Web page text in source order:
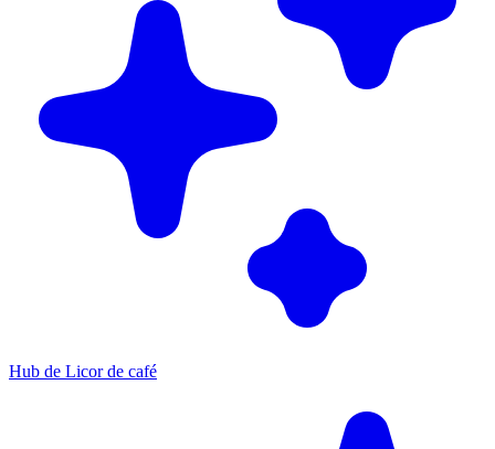
Hub de Licor de café